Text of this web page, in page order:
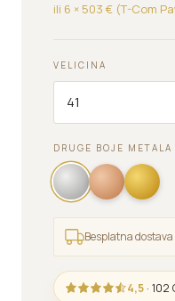
ili 6 × 503 € (T-Com
VELICINA
DRUGE BOJE METALA
Besplatna
4,5 ·